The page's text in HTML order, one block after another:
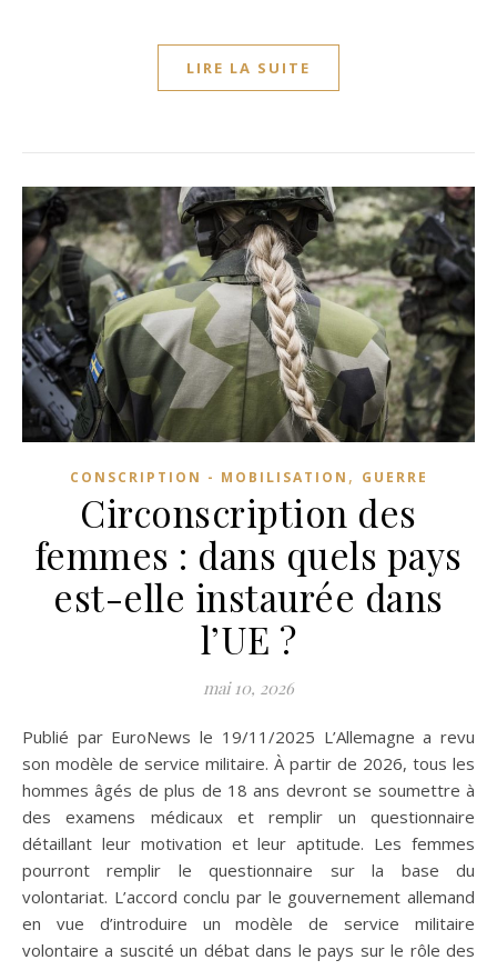
LIRE LA SUITE
CONSCRIPTION - MOBILISATION , GUERRE
Circonscription des
femmes : dans quels pays
est-elle instaurée dans
l’UE ?
mai 10, 2026
Publié par EuroNews le 19/11/2025 L’Allemagne a revu
son modèle de service militaire. À partir de 2026, tous les
hommes âgés de plus de 18 ans devront se soumettre à
des examens médicaux et remplir un questionnaire
détaillant leur motivation et leur aptitude. Les femmes
pourront remplir le questionnaire sur la base du
volontariat. L’accord conclu par le gouvernement allemand
en vue d’introduire un modèle de service militaire
volontaire a suscité un débat dans le pays sur le rôle des